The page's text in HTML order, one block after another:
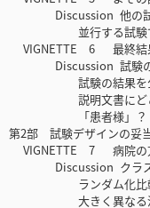
Discussion 他の試験
並行する試験でネ
VIGNETTE 6 最終結
Discussion 試験の最
試験の結果を公表
説明文書にどこま
「患者様」？
第2部 試験デザインの妥
VIGNETTE 7 病院の
Discussion クラスタ
ランダム化比較試
大きく異なる治